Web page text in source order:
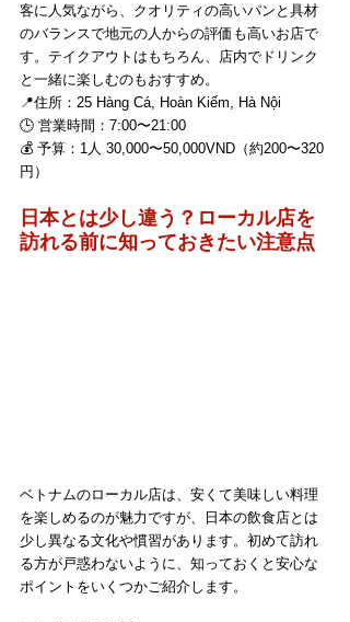
客に人気ながら、クオリティの高いパンと具材
のバランスで地元の人からの評価も高いお店で
す。テイクアウトはもちろん、店内でドリンク
と一緒に楽しむのもおすすめ。
📍住所：25 Hàng Cá, Hoàn Kiếm, Hà Nội
🕒 営業時間：7:00〜21:00
💰 予算：1人 30,000〜50,000VND（約200〜320
円）
日本とは少し違う？ローカル店を
訪れる前に知っておきたい注意点
ベトナムのローカル店は、安くて美味しい料理
を楽しめるのが魅力ですが、日本の飲食店とは
少し異なる文化や慣習があります。初めて訪れ
る方が戸惑わないように、知っておくと安心な
ポイントをいくつかご紹介します。